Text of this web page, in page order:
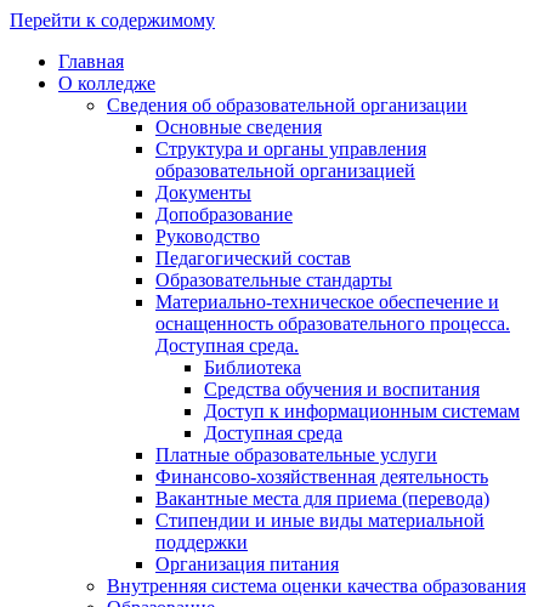
Перейти к содержимому
Главная
О колледже
Сведения об образовательной организации
Основные сведения
Структура и органы управления
образовательной организацией
Документы
Допобразование
Руководство
Педагогический состав
Образовательные стандарты
Материально-техническое обеспечение и
оснащенность образовательного процесса.
Доступная среда.
Библиотека
Средства обучения и воспитания
Доступ к информационным системам
Доступная среда
Платные образовательные услуги
Финансово-хозяйственная деятельность
Вакантные места для приема (перевода)
Стипендии и иные виды материальной
поддержки
Организация питания
Внутренняя система оценки качества образования